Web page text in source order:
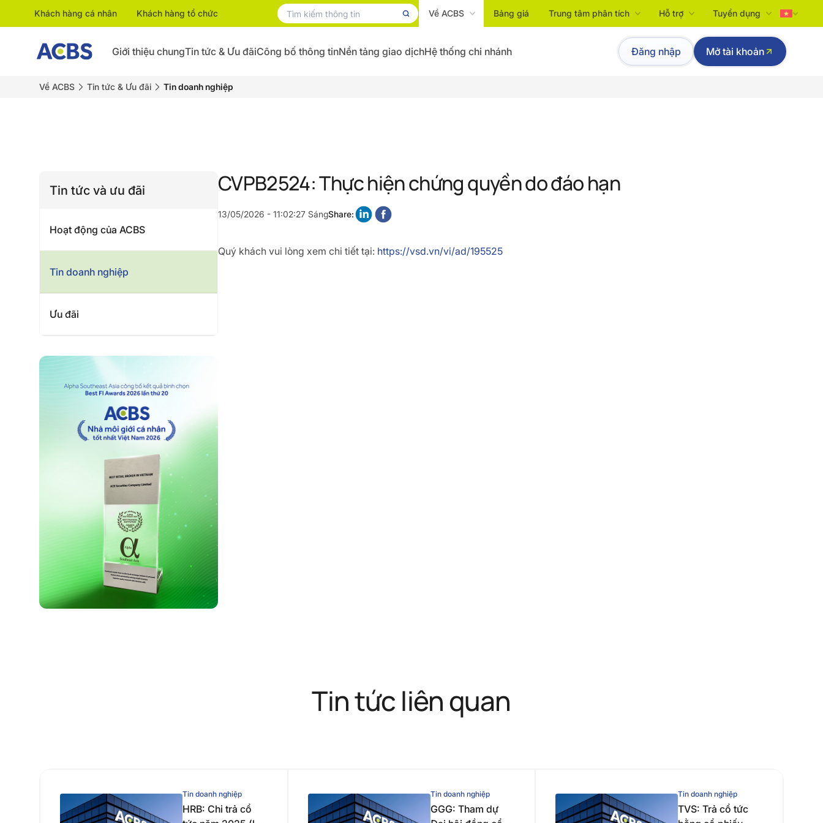
Khách hàng cá nhân Khách hàng tổ chức Về ACBS Bảng giá Trung tâm phân tích Hỗ trợ Tuyển dụng
Tiếng Việt
English
Giới thiệu chungTin tức & Ưu đãiCông bố thông tinNền tảng giao dịchHệ thống chi nhánh Đăng nhập Mở tài khoản
Về ACBS Tin tức & Ưu đãi Tin doanh nghiệp
Tin tức và ưu đãi
Hoạt động của ACBS
Tin doanh nghiệp
Ưu đãi
CVPB2524: Thực hiện chứng quyền do đáo hạn
13/05/2026 - 11:02:27 SángShare:
Quý khách vui lòng xem chi tiết tại: https://vsd.vn/vi/ad/195525
Tin tức liên quan
Tin doanh nghiệp
HRB: Chi trả cổ
Tin doanh nghiệp
GGG: Tham dự
Tin doanh nghiệp
TVS: Trả cổ tức